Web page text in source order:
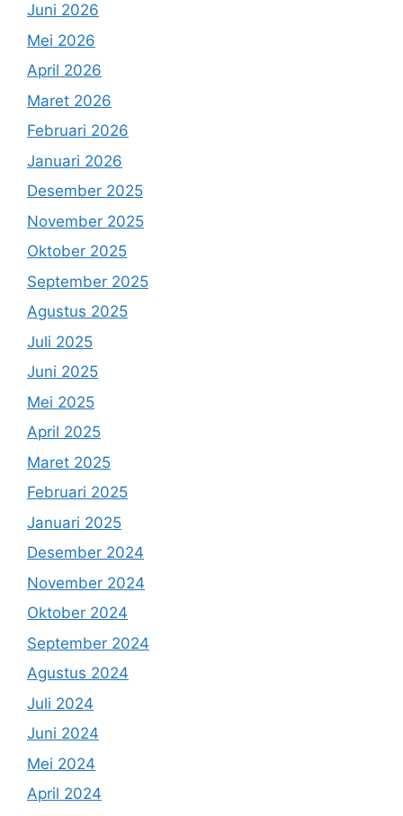
Juni 2026
Mei 2026
April 2026
Maret 2026
Februari 2026
Januari 2026
Desember 2025
November 2025
Oktober 2025
September 2025
Agustus 2025
Juli 2025
Juni 2025
Mei 2025
April 2025
Maret 2025
Februari 2025
Januari 2025
Desember 2024
November 2024
Oktober 2024
September 2024
Agustus 2024
Juli 2024
Juni 2024
Mei 2024
April 2024